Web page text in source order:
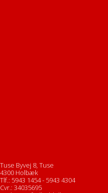
Tuse Byvej 8, Tuse
4300 Holbæk
Tlf.: 5943 1454 - 5943 4304
Cvr.: 34035695